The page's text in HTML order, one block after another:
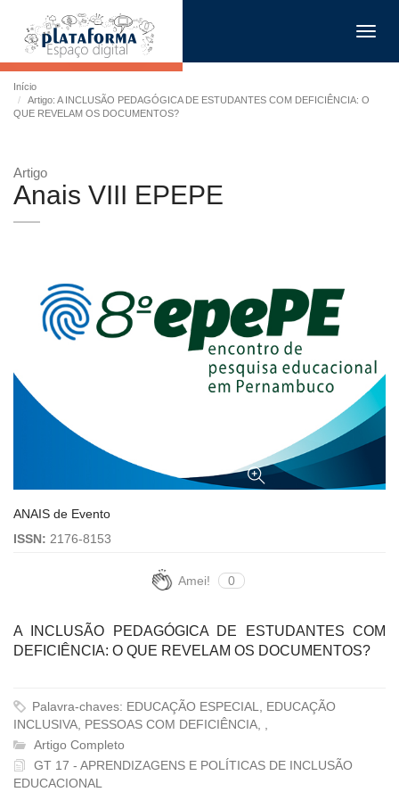
Início
Artigo: A INCLUSÃO PEDAGÓGICA DE ESTUDANTES COM DEFICIÊNCIA: O
QUE REVELAM OS DOCUMENTOS?
Artigo
Anais VIII EPEPE
ANAIS de Evento
ISSN: 2176-8153
Amei! 0
A INCLUSÃO PEDAGÓGICA DE ESTUDANTES COM
DEFICIÊNCIA: O QUE REVELAM OS DOCUMENTOS?
Palavra-chaves: EDUCAÇÃO ESPECIAL, EDUCAÇÃO
INCLUSIVA, PESSOAS COM DEFICIÊNCIA, ,
Artigo Completo
GT 17 - APRENDIZAGENS E POLÍTICAS DE INCLUSÃO
EDUCACIONAL